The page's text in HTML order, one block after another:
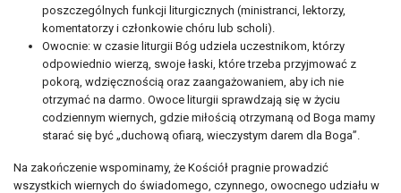
poszczególnych funkcji liturgicznych (ministranci, lektorzy,
komentatorzy i członkowie chóru lub scholi).
Owocnie: w czasie liturgii Bóg udziela uczestnikom, którzy
odpowiednio wierzą, swoje łaski, które trzeba przyjmować z
pokorą, wdzięcznością oraz zaangażowaniem, aby ich nie
otrzymać na darmo. Owoce liturgii sprawdzają się w życiu
codziennym wiernych, gdzie miłością otrzymaną od Boga mamy
starać się być „duchową ofiarą, wieczystym darem dla Boga”.
Na zakończenie wspominamy, że Kościół pragnie prowadzić
wszystkich wiernych do świadomego, czynnego, owocnego udziału w